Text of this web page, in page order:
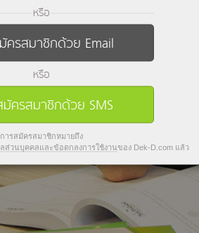
หรือ
ครสมาชิกด้วย Email
หรือ
ครสมาชิกด้วย SMS
การสมัครสมาชิกหมายถึง
ส่วนบุคคลและข้อตกลงการใช้งานของ Dek-D.com แล้ว